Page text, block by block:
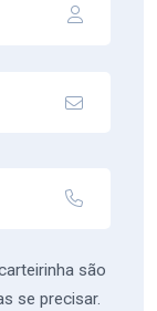
são
se precisar.